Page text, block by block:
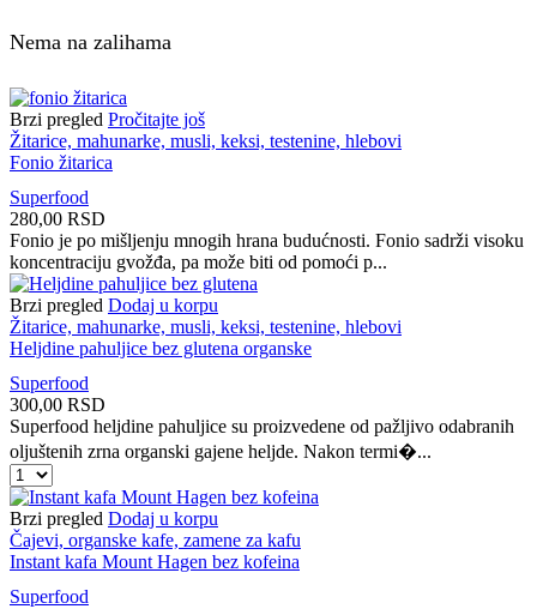
Nema na zalihama
Brzi pregled Pročitajte još
Žitarice, mahunarke, musli, keksi, testenine, hlebovi
Fonio žitarica
Superfood
280,00 RSD
Fonio je po mišljenju mnogih hrana budućnosti. Fonio sadrži visoku
koncentraciju gvožđa, pa može biti od pomoći p...
Brzi pregled Dodaj u korpu
Žitarice, mahunarke, musli, keksi, testenine, hlebovi
Heljdine pahuljice bez glutena organske
Superfood
300,00 RSD
Superfood heljdine pahuljice su proizvedene od pažljivo odabranih
oljuštenih zrna organski gajene heljde. Nakon termi�...
Heljdine
pahuljice
bez
glutena
organske
Brzi pregled Dodaj u korpu
Čajevi, organske kafe, zamene za kafu
Instant kafa Mount Hagen bez kofeina
Superfood